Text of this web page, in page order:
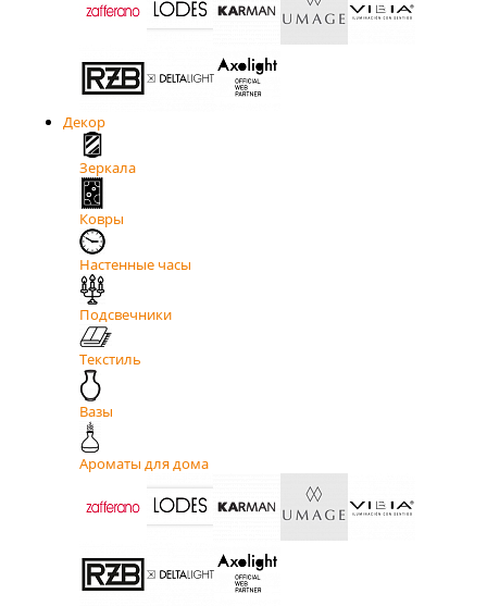
Декор
Зеркала
Ковры
Настенные часы
Подсвечники
Текстиль
Вазы
Ароматы для дома